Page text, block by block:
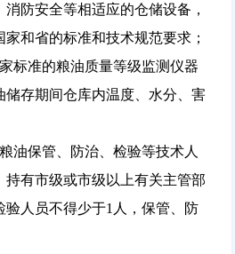
防安全等相适应的仓储设备，
和省的标准和技术规范要求；
准的粮油质量等级监测仪器
储存期间仓库内温度、水分、害
保管、防治、检验等技术人
持有市级或市级以上有关主管部
验人员不得少于1人，保管、防